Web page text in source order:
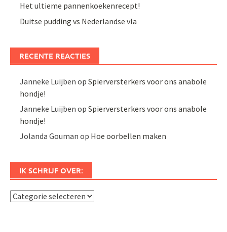
Het ultieme pannenkoekenrecept!
Duitse pudding vs Nederlandse vla
RECENTE REACTIES
Janneke Luijben opSpierversterkers voor ons anabole
hondje!
Janneke Luijben opSpierversterkers voor ons anabole
hondje!
Jolanda Gouman op Hoe oorbellen maken
IK SCHRIJF OVER:
Ik